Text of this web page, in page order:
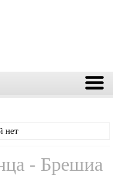
нет
- Брешиа